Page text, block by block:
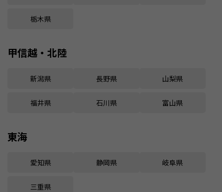
栃木県
甲信越・北陸
新潟県 長野県 山梨県
福井県 石川県 富山県
東海
愛知県 静岡県 岐阜県
三重県